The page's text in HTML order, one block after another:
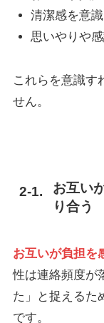
清潔感を意
思いやりや
これらを意識す
せん。
お互い
り合う
お互いが負担を
性は連絡頻度が
た」と捉えるた
です。